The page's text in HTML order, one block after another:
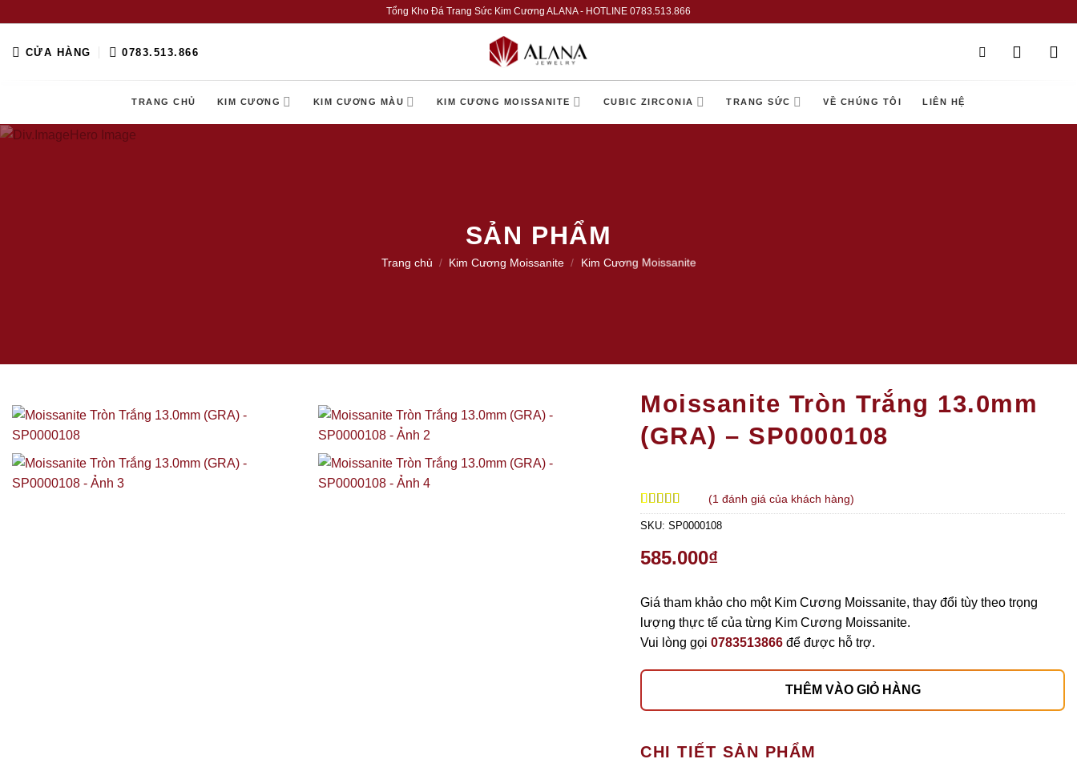
content
Tổng Kho Đá Trang Sức Kim Cương ALANA - HOTLINE 0783.513.866
CỬA HÀNG 0783.513.866
TRANG CHỦ KIM CƯƠNG KIM CƯƠNG MÀU KIM CƯƠNG MOISSANITE CUBIC ZIRCONIA TRANG SỨC VỀ CHÚNG TÔI LIÊN HỆ
SẢN PHẨM
Trang chủ / Kim Cương Moissanite / Kim Cương Moissanite
Moissanite Tròn Trắng 13.0mm
(GRA) – SP0000108
5.00trên 5
dựa trên
1
(1đánh giá của khách hàng)
SKU: SP0000108
585.000₫
Giá tham khảo cho một Kim Cương Moissanite, thay đổi tùy theo trọng
lượng thực tế của từng Kim Cương Moissanite.
Vui lòng gọi 0783513866 để được hỗ trợ.
THÊM VÀO GIỎ HÀNG
CHI TIẾT SẢN PHẨM